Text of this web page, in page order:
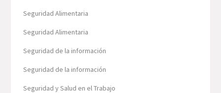
Seguridad Alimentaria
Seguridad Alimentaria
Seguridad de la información
Seguridad de la información
Seguridad y Salud en el Trabajo